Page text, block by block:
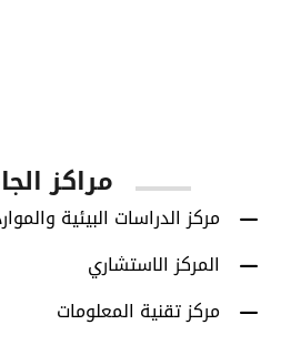
مراكز
مركز الدراسات البيئية
المركز الاستشاري
مركز تقنية المعلومات